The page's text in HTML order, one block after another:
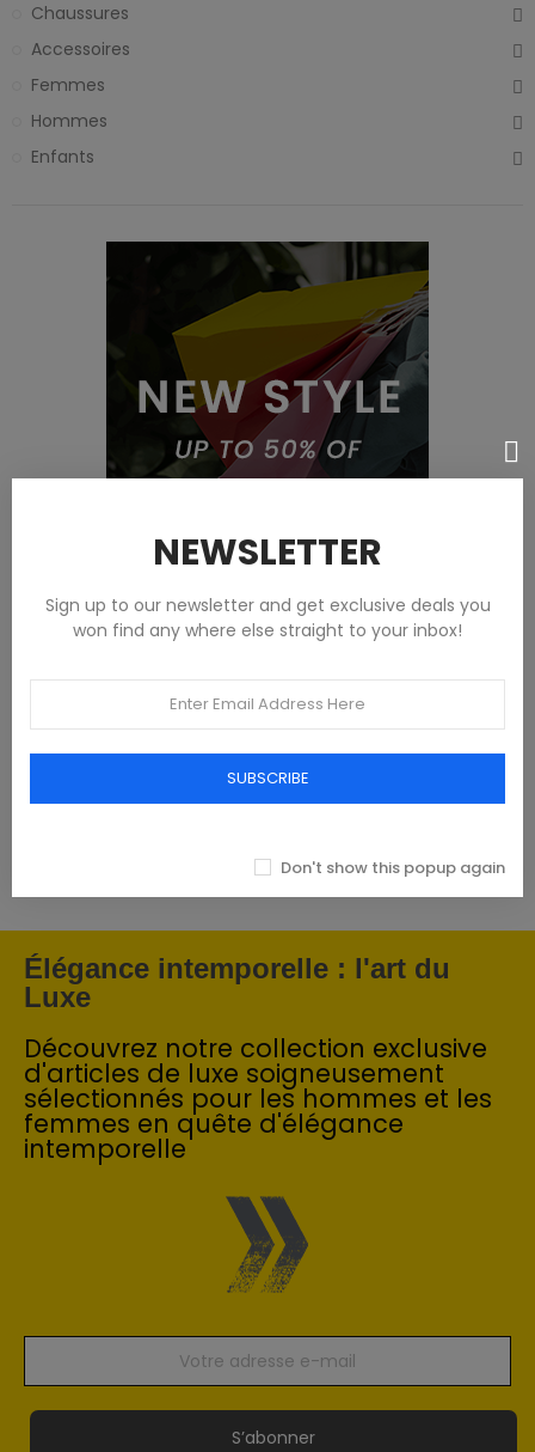
Chaussures
Accessoires
Femmes
Hommes
Enfants
Featured products
Tommy Hilfiger Chemises - Homme -
Blanches
Élégance intemporelle : l'art du
Luxe
Découvrez notre collection exclusive
d'articles de luxe soigneusement
sélectionnés pour les hommes et les
femmes en quête d'élégance
intemporelle
S’abonner
NEWSLETTER
Sign up to our newsletter and get exclusive deals you
won find any where else straight to your inbox!
SUBSCRIBE
Don't show this popup again